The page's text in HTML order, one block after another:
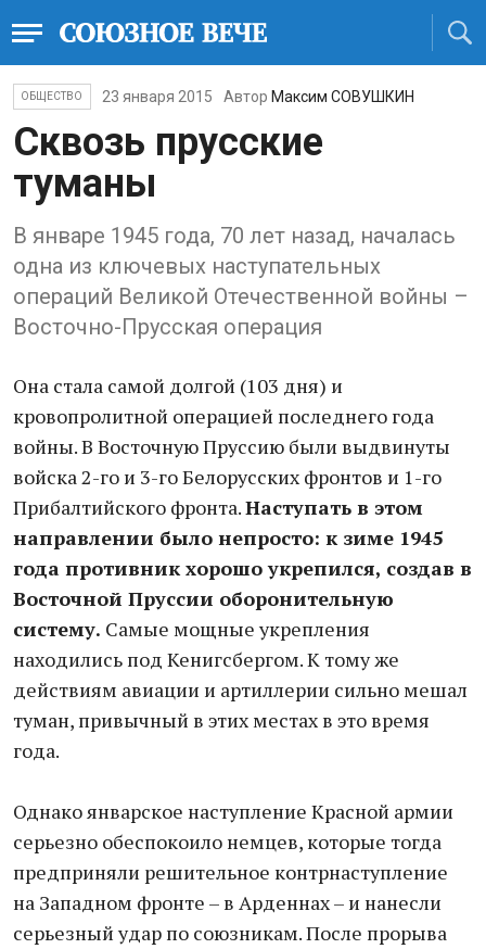
ОБЩЕСТВО 23 января 2015 Автор Максим СОВУШКИН
Сквозь прусские
туманы
В январе 1945 года, 70 лет назад, началась
одна из ключевых наступательных
операций Великой Отечественной войны –
Восточно-Прусская операция
Она стала самой долгой (103 дня) и
кровопролитной операцией последнего года
войны. В Восточную Пруссию были выдвинуты
войска 2-го и 3-го Белорусских фронтов и 1-го
Прибалтийского фронта.Наступать в этом
направлении было непросто: к зиме 1945
года противник хорошо укрепился, создав в
Восточной Пруссии оборонительную
систему. Самые мощные укрепления
находились под Кенигсбергом. К тому же
действиям авиации и артиллерии сильно мешал
туман, привычный в этих местах в это время
года.
Однако январское наступление Красной армии
серьезно обеспокоило немцев, которые тогда
предприняли решительное контрнаступление
на Западном фронте – в Арденнах – и нанесли
серьезный удар по союзникам. После прорыва